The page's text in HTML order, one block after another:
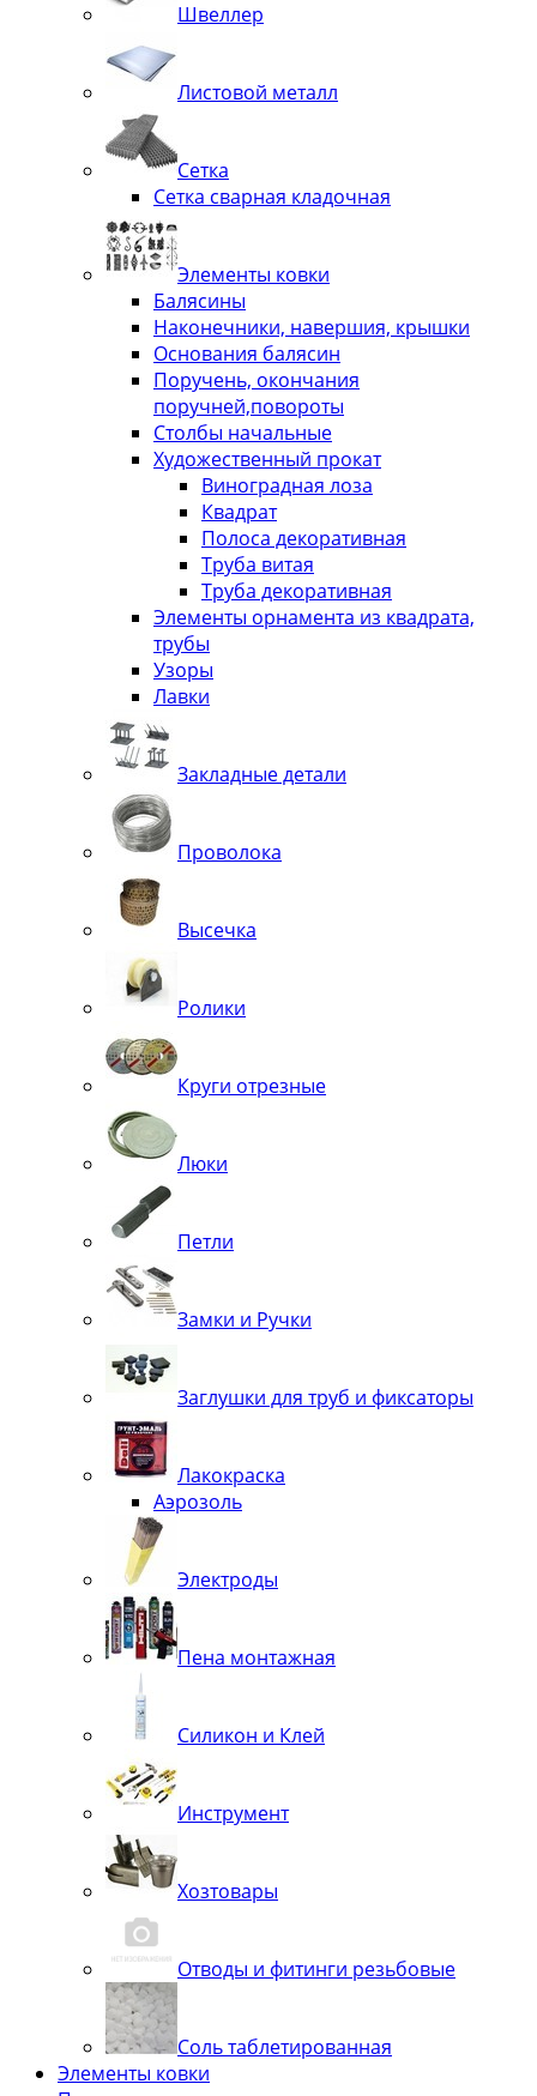
Швеллер
Листовой металл
Сетка
Сетка сварная кладочная
Элементы ковки
Балясины
Наконечники, навершия, крышки
Основания балясин
Поручень, окончания
поручней,повороты
Столбы начальные
Художественный прокат
Виноградная лоза
Квадрат
Полоса декоративная
Труба витая
Труба декоративная
Элементы орнамента из квадрата,
трубы
Узоры
Лавки
Закладные детали
Проволока
Высечка
Ролики
Круги отрезные
Люки
Петли
Замки и Ручки
Заглушки для труб и фиксаторы
Лакокраска
Аэрозоль
Электроды
Пена монтажная
Силикон и Клей
Инструмент
Хозтовары
Отводы и фитинги резьбовые
Соль таблетированная
Элементы ковки